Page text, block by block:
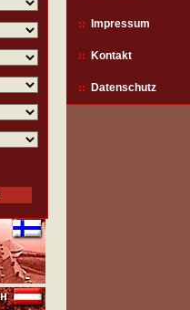
Impressum
Kontakt
Datenschutz